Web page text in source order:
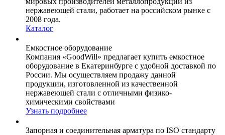
нержавеющей стали, работает на российском рынке с
2008 года.
Каталог
Емкостное оборудование
Компания «GoodWill» предлагает купить емкостное
оборудование в Екатеринбурге с удобной доставкой по
России. Мы осуществляем продажу данной
продукции, изготовленной из качественной
нержавеющей стали с отличными физико-
химическими свойствами
Узнать подробнее
Запорная и соединительная арматура по ISO стандарту